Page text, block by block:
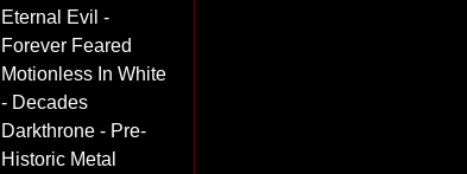
Eternal Evil -
Forever Feared
Motionless In White
- Decades
Darkthrone - Pre-
Historic Metal